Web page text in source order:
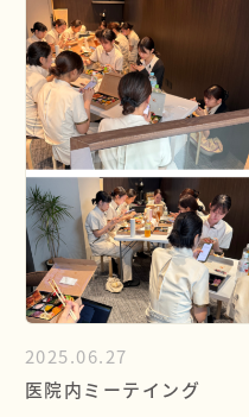
2025.06.27
医院内ミーテイング